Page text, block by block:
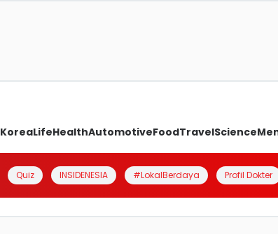
KoreaLifeHealthAutomotiveFoodTravelScience
Quiz INSIDENESIA #LokalBerdaya Profil Dokter